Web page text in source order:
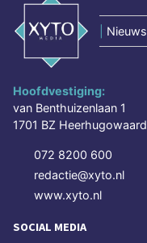
Hoofdvestiging:
van Benthuizenlaan 1
1701 BZ Heerhugowaard
072 8200 600
redactie@xyto.nl
www.xyto.nl
SOCIAL MEDIA